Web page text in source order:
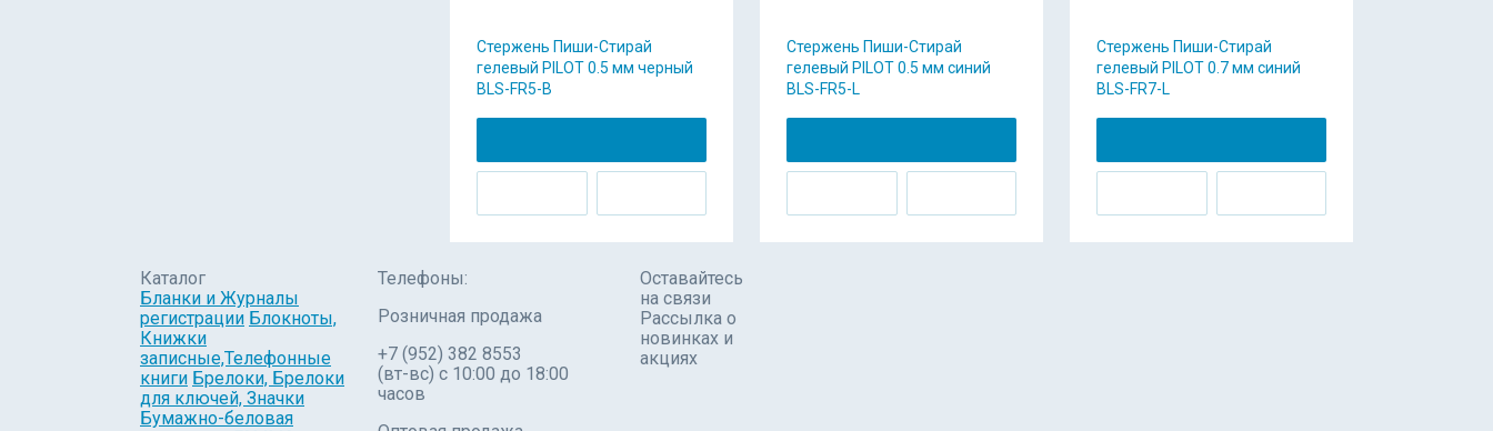
Стержень Пиши-Стирай
гелевый PILOT 0.5 мм черный
BLS-FR5-B
Стержень Пиши-Стирай
гелевый PILOT 0.5 мм синий
BLS-FR5-L
Стержень Пиши-Стирай
гелевый PILOT 0.7 мм синий
BLS-FR7-L
Каталог
Бланки и Журналы
регистрации Блокноты,
Книжки
записные,Телефонные
книги Брелоки, Брелоки
для ключей, Значки
Бумажно-беловая
Телефоны:
Розничная продажа
+7 (952) 382 8553
(вт-вс) c 10:00 до 18:00
часов
Оставайтесь
на связи
Рассылка о
новинках и
акциях